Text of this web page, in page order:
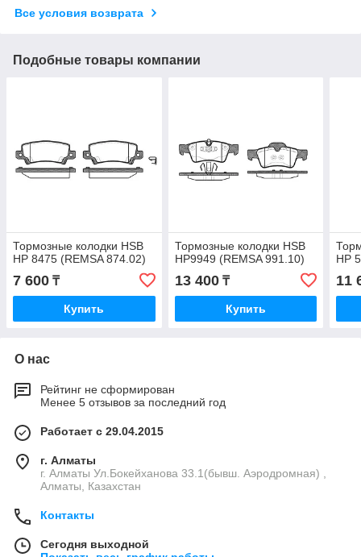
Все условия возврата
Подобные товары компании
Тормозные колодки HSB
HP 8475 (REMSA 874.02)
7 600 ₸
Купить
Тормозные колодки HSB
HP9949 (REMSA 991.10)
13 400₸
Купить
HP
11
О нас
Рейтинг не сформирован
Менее 5 отзывов за последний год
Работает с 29.04.2015
г. Алматы
г. Алматы Ул.Бокейханова 33.1(бывш. Аэродромная) ,
Алматы, Казахстан
Контакты
Сегодня выходной